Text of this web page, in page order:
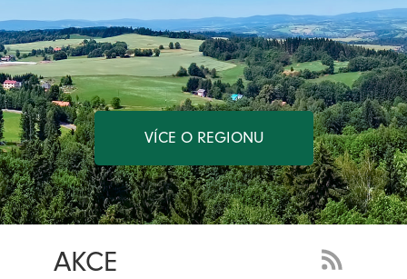
VÍCE O REGIONU
AKCE